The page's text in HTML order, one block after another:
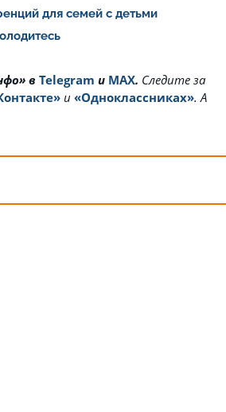
для семей с детьми
в Telegram и MAX. Cледите за
и «Одноклассниках». А